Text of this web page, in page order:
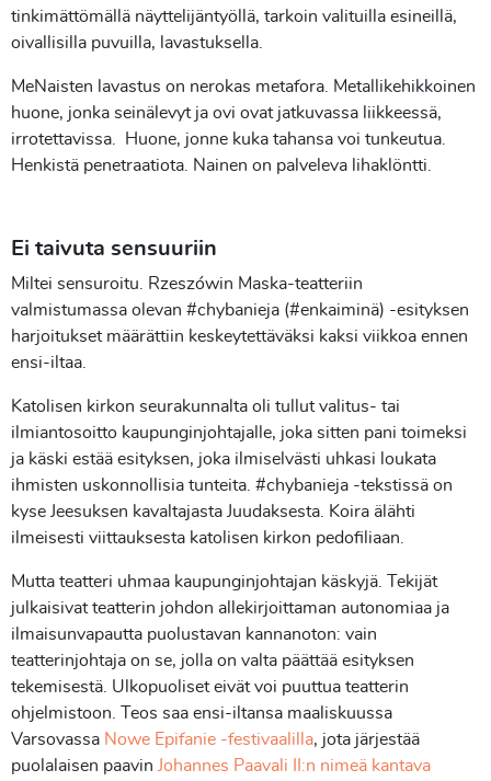
tinkimättömällä näyttelijäntyöllä, tarkoin valituilla esineillä,
oivallisilla puvuilla, lavastuksella.
MeNaisten lavastus on nerokas metafora. Metallikehikkoinen
huone, jonka seinälevyt ja ovi ovat jatkuvassa liikkeessä,
irrotettavissa. Huone, jonne kuka tahansa voi tunkeutua.
Henkistä penetraatiota. Nainen on palveleva lihaklöntti.
Ei taivuta sensuuriin
Miltei sensuroitu. Rzeszówin Maska-teatteriin
valmistumassa olevan #chybanieja (#enkaiminä) -esityksen
harjoitukset määrättiin keskeytettäväksi kaksi viikkoa ennen
ensi-iltaa.
Katolisen kirkon seurakunnalta oli tullut valitus- tai
ilmiantosoitto kaupunginjohtajalle, joka sitten pani toimeksi
ja käski estää esityksen, joka ilmiselvästi uhkasi loukata
ihmisten uskonnollisia tunteita. #chybanieja -tekstissä on
kyse Jeesuksen kavaltajasta Juudaksesta. Koira älähti
ilmeisesti viittauksesta katolisen kirkon pedofiliaan.
Mutta teatteri uhmaa kaupunginjohtajan käskyjä. Tekijät
julkaisivat teatterin johdon allekirjoittaman autonomiaa ja
ilmaisunvapautta puolustavan kannanoton: vain
teatterinjohtaja on se, jolla on valta päättää esityksen
tekemisestä. Ulkopuoliset eivät voi puuttua teatterin
ohjelmistoon. Teos saa ensi-iltansa maaliskuussa
Varsovassa Nowe Epifanie -festivaalilla, jota järjestää
puolalaisen paavin Johannes Paavali II:n nimeä kantava